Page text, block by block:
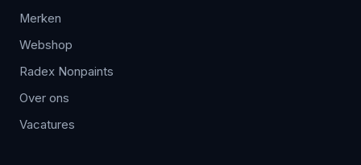
Merken
Webshop
Radex Nonpaints
Over ons
Vacatures